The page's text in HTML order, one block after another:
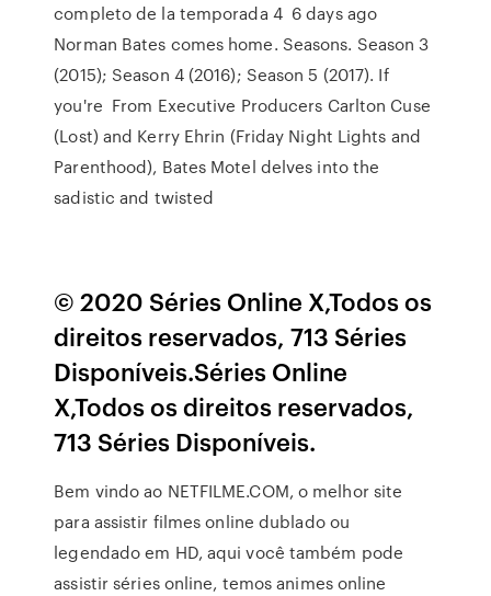
completo de la temporada 4 6 days ago
Norman Bates comes home. Seasons. Season 3
(2015); Season 4 (2016); Season 5 (2017). If
you're From Executive Producers Carlton Cuse
(Lost) and Kerry Ehrin (Friday Night Lights and
Parenthood), Bates Motel delves into the
sadistic and twisted
© 2020 Séries Online X,Todos os
direitos reservados, 713 Séries
Disponíveis.Séries Online
X,Todos os direitos reservados,
713 Séries Disponíveis.
Bem vindo ao NETFILME.COM, o melhor site
para assistir filmes online dublado ou
legendado em HD, aqui você também pode
assistir séries online, temos animes online